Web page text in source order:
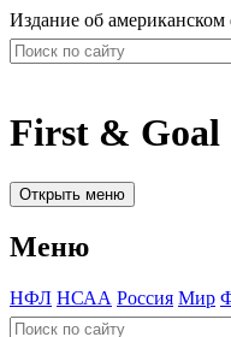
Издание об американском
First & Goal
Открыть меню
Меню
НФЛ НСАА Россия Мир